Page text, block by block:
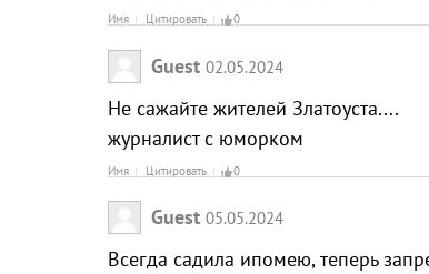
Имя Цитировать 0
Guest 02.05.2024
Не сажайте жителей Златоуста....
журналист с юморком
Имя Цитировать 0
Guest 05.05.2024
Всегда садила ипомею, теперь